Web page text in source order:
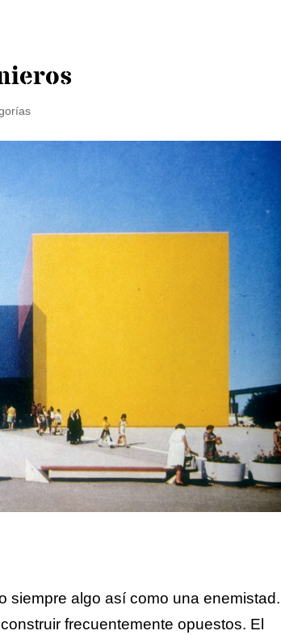
siempre algo así como una enemistad.
frecuentemente opuestos. El